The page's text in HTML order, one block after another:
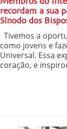
recordam a sua
Sínodo dos
Tivemos a
como jovens e
Universal. Essa
coração, e